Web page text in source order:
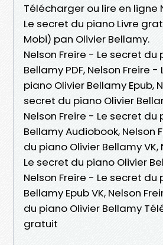
Télécharger ou lire en ligne
Le secret du piano Livre
Mobi) pan Olivier Bellamy.
Nelson Freire - Le secret du
Bellamy PDF, Nelson Freire
piano Olivier Bellamy Epub,
secret du piano Olivier
Nelson Freire - Le secret du
Bellamy Audiobook, Nelson
du piano Olivier Bellamy VK,
Le secret du piano Olivier
Nelson Freire - Le secret du
Bellamy Epub VK, Nelson
du piano Olivier Bellamy
gratuit